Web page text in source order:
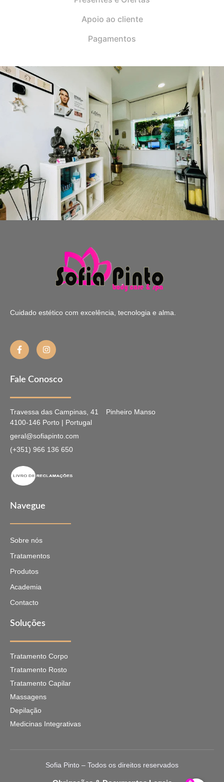
Apoio ao cliente
Pagamentos
Cuidado estético com excelência, tecnologia e alma.
Fale Conosco
Travessa das Campinas, 41
Pinheiro Manso
4100-146 Porto | Portugal
geral@sofiapinto.com
(+351) 966 136 650
Navegue
Sobre nós
Tratamentos
Produtos
Academia
Contacto
Soluções
Tratamento Corpo
Tratamento Rosto
Tratamento Capilar
Massagens
Depilação
Medicinas Integrativas
Sofia Pinto – Todos os direitos reservados